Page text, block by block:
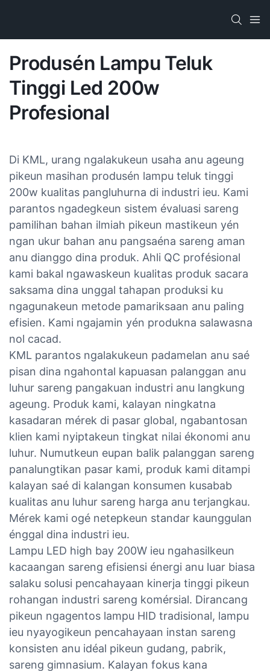
Produsén Lampu Teluk
Tinggi Led 200w
Profesional
Di KML, urang ngalakukeun usaha anu ageung
pikeun masihan produsén lampu teluk tinggi
200w kualitas pangluhurna di industri ieu. Kami
parantos ngadegkeun sistem évaluasi sareng
pamilihan bahan ilmiah pikeun mastikeun yén
ngan ukur bahan anu pangsaéna sareng aman
anu dianggo dina produk. Ahli QC profésional
kami bakal ngawaskeun kualitas produk sacara
saksama dina unggal tahapan produksi ku
ngagunakeun metode pamariksaan anu paling
efisien. Kami ngajamin yén produkna salawasna
nol cacad.
KML parantos ngalakukeun padamelan anu saé
pisan dina ngahontal kapuasan palanggan anu
luhur sareng pangakuan industri anu langkung
ageung. Produk kami, kalayan ningkatna
kasadaran mérek di pasar global, ngabantosan
klien kami nyiptakeun tingkat nilai ékonomi anu
luhur. Numutkeun eupan balik palanggan sareng
panalungtikan pasar kami, produk kami ditampi
kalayan saé di kalangan konsumen kusabab
kualitas anu luhur sareng harga anu terjangkau.
Mérek kami ogé netepkeun standar kaunggulan
énggal dina industri ieu.
Lampu LED high bay 200W ieu ngahasilkeun
kacaangan sareng efisiensi énergi anu luar biasa
salaku solusi pencahayaan kinerja tinggi pikeun
rohangan industri sareng komérsial. Dirancang
pikeun ngagentos lampu HID tradisional, lampu
ieu nyayogikeun pencahayaan instan sareng
konsisten anu idéal pikeun gudang, pabrik,
sareng gimnasium. Kalayan fokus kana